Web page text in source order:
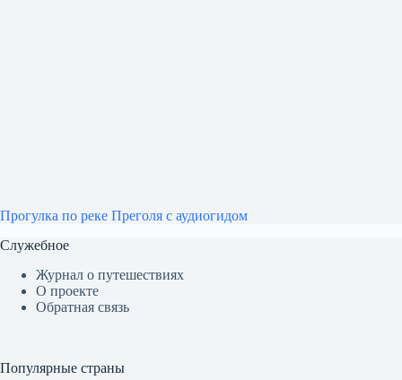
Прогулка по реке Преголя с аудиогидом
Служебное
Журнал о путешествиях
О проекте
Обратная связь
Популярные страны